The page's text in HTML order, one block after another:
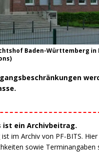
Baden-Württemberg in
ist ein Archivbeitrag.
im Archiv von PF-BITS.
sowie